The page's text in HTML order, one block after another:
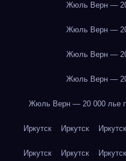
Жюль Верн —
Жюль Верн —
Жюль Верн —
Жюль Верн —
Жюль Верн — 20 000 лье
Иркутск Иркутск Иркутск
Иркутск Иркутск Иркутск